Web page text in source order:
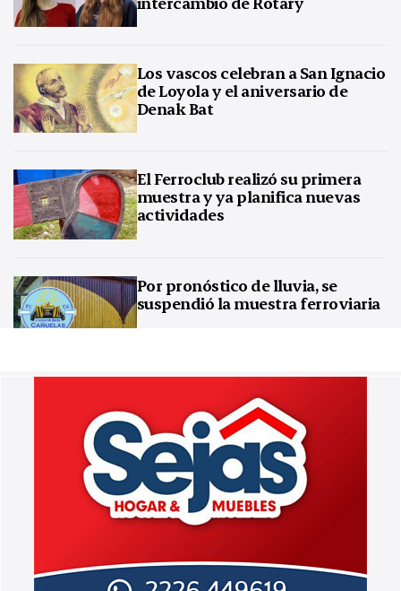
Los vascos celebran a San Ignacio
de Loyola y el aniversario de
Denak Bat
El Ferroclub realizó su primera
muestra y ya planifica nuevas
actividades
Por pronóstico de lluvia, se
suspendió la muestra ferroviaria